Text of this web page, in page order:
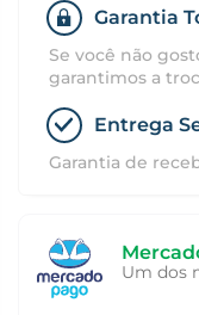
Garantia
Se você não
garantimos a
Entrega
Garantia de
Um dos